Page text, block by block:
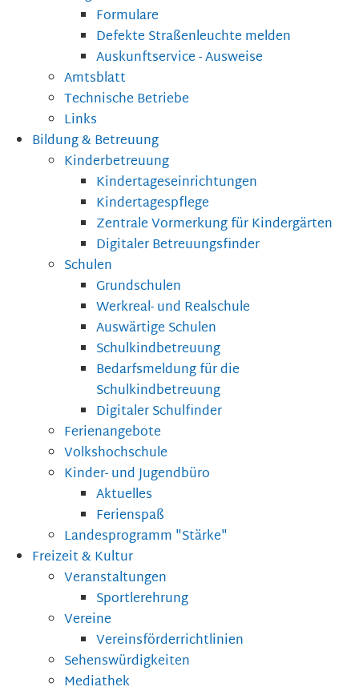
Formulare
Defekte Straßenleuchte melden
Auskunftservice - Ausweise
Amtsblatt
Technische Betriebe
Links
Bildung & Betreuung
Kinderbetreuung
Kindertageseinrichtungen
Kindertagespflege
Zentrale Vormerkung für Kindergärten
Digitaler Betreuungsfinder
Schulen
Grundschulen
Werkreal- und Realschule
Auswärtige Schulen
Schulkindbetreuung
Bedarfsmeldung für die
Schulkindbetreuung
Digitaler Schulfinder
Ferienangebote
Volkshochschule
Kinder- und Jugendbüro
Aktuelles
Ferienspaß
Landesprogramm "Stärke"
Freizeit & Kultur
Veranstaltungen
Sportlerehrung
Vereine
Vereinsförderrichtlinien
Sehenswürdigkeiten
Mediathek